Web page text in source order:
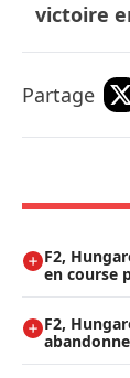
victoire
Partage
F2,
en course
F2,
abandonne